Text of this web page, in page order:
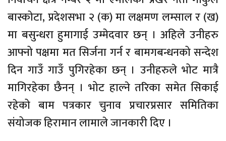
बास्कोटा, प्रदेशसभा २ (क) मा लक्षमण लम्साल र (ख)
मा बसुन्धरा हुमागाई उम्मेदवार छन् । अहिले उनीहरु
आफ्नो पक्षमा मत सिर्जना गर्न र बामगबन्धनको सन्देश
दिन गाउँ गाउँ पुगिरहेका छन् । उनीहरुले भोट मात्रै
मागिरहेका छैनन् । भोट हाल्ने तरिका समेत सिकाई
रहेको बाम पत्रकार चुनाव प्रचारप्रसार समितिका
संयोजक हिरामान लामाले जानकारी दिए ।